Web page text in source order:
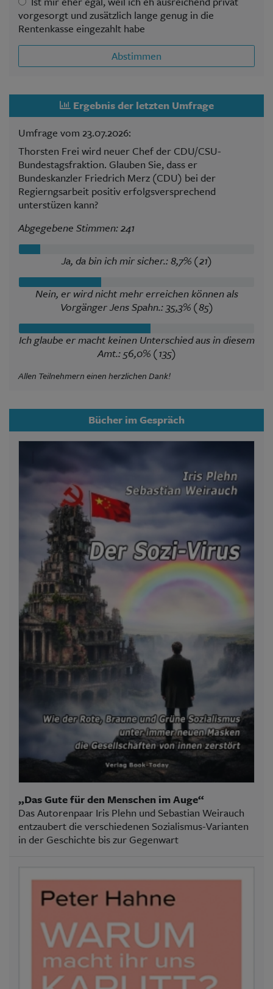
vorgesorgt und zusätzlich lange genug in die
Rentenkasse eingezahlt habe
Abstimmen
Ergebnis der letzten Umfrage
Umfrage vom 23.07.2026:
Thorsten Frei wird neuer Chef der CDU/CSU-
Bundestagsfraktion. Glauben Sie, dass er
Bundeskanzler Friedrich Merz (CDU) bei der
Regierngsarbeit positiv erfolgsversprechend
unterstüzen kann?
Abgegebene Stimmen: 241
Ja, da bin ich mir sicher.: 8,7% (21)
Nein, er wird nicht mehr erreichen können als
Vorgänger Jens Spahn.: 35,3% (85)
Ich glaube er macht keinen Unterschied aus in diesem
Amt.: 56,0% (135)
Allen Teilnehmern einen herzlichen Dank!
Bücher im Gespräch
„Das Gute für den Menschen im Auge“
Das Autorenpaar Iris Plehn und Sebastian Weirauch
entzaubert die verschiedenen Sozialismus-Varianten
in der Geschichte bis zur Gegenwart